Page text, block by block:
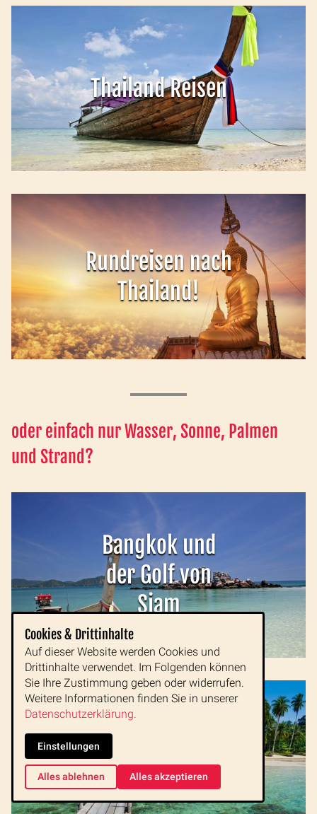
Thailand Reisen
Rundreisen nach
Thailand!
oder einfach nur Wasser, Sonne, Palmen
und Strand?
Bangkok und
der Golf von
Siam
Inselhüpfen im
Golf von
Thailand
Cookies & Drittinhalte
Auf dieser Website werden Cookies und
Drittinhalte verwendet. Im Folgenden können
Sie Ihre Zustimmung geben oder widerrufen.
Weitere Informationen finden Sie in unserer
Datenschutzerklärung.
Einstellungen
Alles ablehnen Alles akzeptieren